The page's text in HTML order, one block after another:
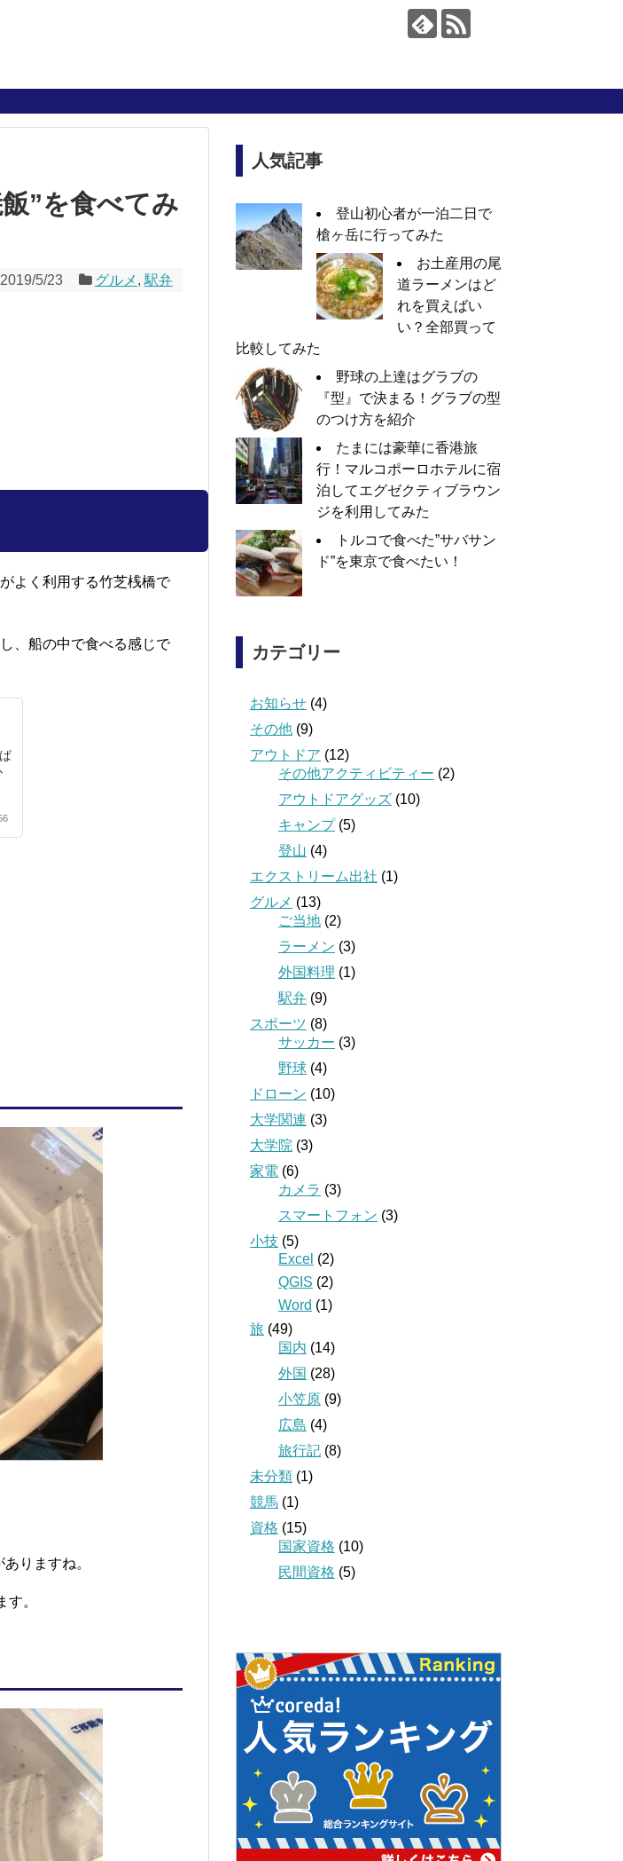
”を食べてみ
2019/5/23 グルメ , 駅弁
よく利用する竹芝桟橋で
、船の中で食べる感じで
りますね。
。
人気記事
登山初心者が一泊二日で
槍ヶ岳に行ってみた
お土産用の尾
道ラーメンはど
れを買えばい
い？全部買って
比較してみた
野球の上達はグラブの
『型』で決まる！グラブの型
のつけ方を紹介
たまには豪華に香港旅
行！マルコポーロホテルに宿
泊してエグゼクティブラウン
ジを利用してみた
トルコで食べた”サバサン
ド”を東京で食べたい！
カテゴリー
お知らせ (4)
その他 (9)
アウトドア (12)
その他アクティビティー (2)
アウトドアグッズ (10)
キャンプ(5)
登山 (4)
エクストリーム出社 (1)
グルメ (13)
ご当地 (2)
ラーメン (3)
外国料理 (1)
駅弁 (9)
スポーツ (8)
サッカー (3)
野球 (4)
ドローン (10)
大学関連 (3)
大学院 (3)
家電 (6)
カメラ (3)
スマートフォン (3)
小技 (5)
Excel (2)
QGIS (2)
Word (1)
旅 (49)
国内 (14)
外国 (28)
小笠原 (9)
広島 (4)
旅行記 (8)
未分類 (1)
競馬 (1)
資格 (15)
国家資格 (10)
民間資格 (5)